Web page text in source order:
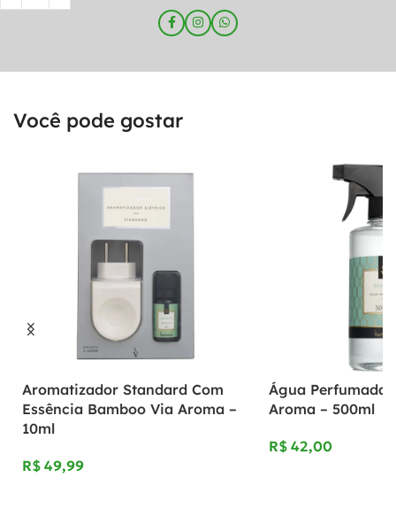
Você pode gostar
Aromatizador Standard Com
Essência Bamboo Via Aroma –
10ml
R$
Água Perfumada
Aroma – 500ml
R$